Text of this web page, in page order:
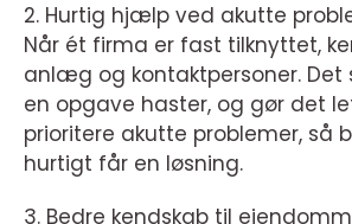
2. Hurtig hjælp ved akutte
Når ét firma er fast tilknyttet,
anlæg og kontaktpersoner. Det
en opgave haster, og gør det
prioritere akutte problemer, så
hurtigt får en løsning.
3. Bedre kendskab til